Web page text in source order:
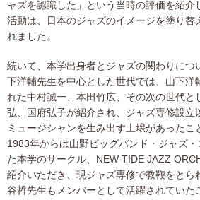
ャズを認識した」という当時の評価を紹介
活動は、日本のジャズのイメージを塗り替
れました。
続いて、本学出身者とジャズの関わりにつ
下洋輔先生を中心とした世代では、山下洋
れた中村誠一、本田竹広、その次の世代と
弘、国府弘子が紹介され、ジャズ専修設立
ミュージシャンを生み出す土壌があったこ
1983年からは山野ビッグバンド・ジャズ
た本学のサークル、NEW TIDE JAZZ
紹介いただき、現ジャズ専修で教鞭をとら
谷哲先生もメンバーとして活躍されていた